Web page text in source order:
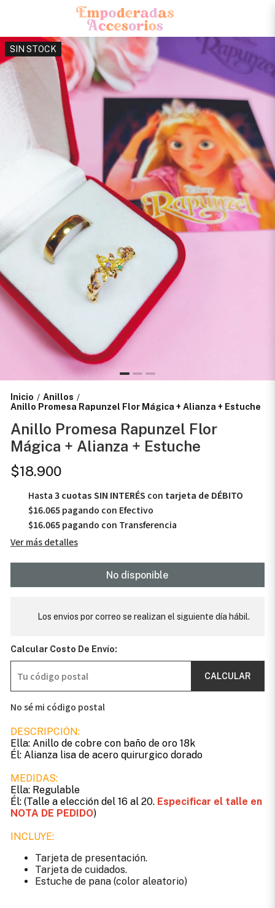
SIN STOCK
Inicio / Anillos /
Anillo Promesa Rapunzel Flor Mágica + Alianza + Estuche
Anillo Promesa Rapunzel Flor
Mágica + Alianza + Estuche
$18.900
Hasta 3 cuotas SIN INTERÉS con tarjeta de DÉBITO
$16.065pagando con Efectivo
$16.065pagando con Transferencia
Ver más detalles
No disponible
Los envios por correo se realizan el siguiente día hábil.
Calcular Costo De Envío:
CALCULAR
No sé mi código postal
DESCRIPCIÓN:
Ella: Anillo de cobre con baño de oro 18k
Él: Alianza lisa de acero quirurgico dorado
MEDIDAS:
Ella: Regulable
Él: (Talle a elección del 16 al 20. Especificar el talle en
NOTA DE PEDIDO)
INCLUYE:
Tarjeta de presentación.
Tarjeta de cuidados.
Estuche de pana (color aleatorio)